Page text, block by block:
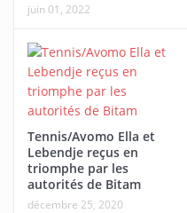
juin 01, 2022
Tennis/Avomo Ella et
Lebendje reçus en
triomphe par les
autorités de Bitam
décembre 25, 2020
Afrobasbet U18-2026/Le Gabon
écrasé par le Mali